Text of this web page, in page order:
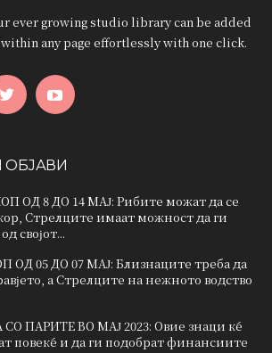
ever growing studio library can be added
any page effortlessly with one click.
ОД 8 ДО 14 МАЈ: Рибите можат да се
Стрелците имаат можност да ги
својот...
05 ДО 07 МАЈ: Близнаците треба да
а Стрелците на нежното водство
ПАРИТЕ ВО МАЈ 2023: Овие знаци ќе
повеќе и да ги подобрат финансиите